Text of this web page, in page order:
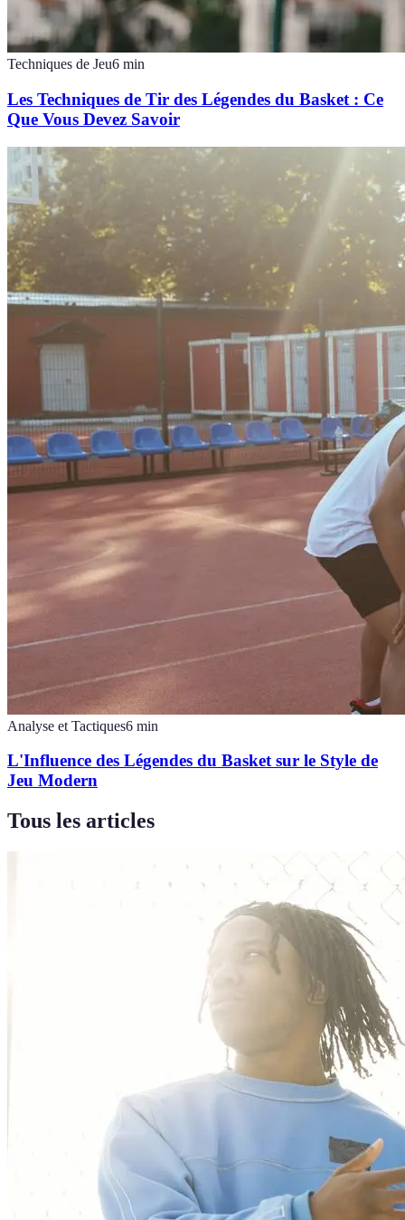
Techniques de Jeu6 min
Les Techniques de Tir des Légendes du Basket : Ce
Que Vous Devez Savoir
Analyse et Tactiques6 min
L'Influence des Légendes du Basket sur le Style de
Jeu Modern
Tous les articles